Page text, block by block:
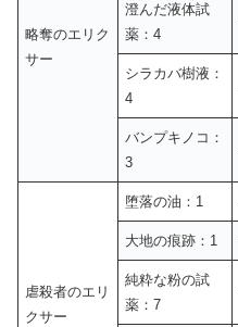
略奪のエリク
サー
澄んだ液体試
薬：4
シラカバ樹液：
4
バンプキノコ：
3
虐殺者のエリ
クサー
堕落の油：1
大地の痕跡：1
純粋な粉の試
薬：7